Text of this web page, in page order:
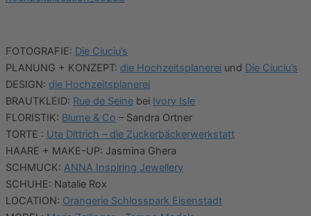
FOTOGRAFIE: Die Ciuciu’s
PLANUNG + KONZEPT: die Hochzeitsplanerei und Die Ciuciu’s
DESIGN: die Hochzeitsplanerei
BRAUTKLEID: Rue de Seine bei Ivory Isle
FLORISTIK: Blume & Co – Sandra Ortner
TORTE : Ute Dittrich – die Zuckerbäckerwerkstatt
HAARE + MAKE-UP: Jasmina Ghera
SCHMUCK: ANNA Inspiring Jewellery
SCHUHE: Natalie Rox
LOCATION: Orangerie Schlosspark Eisenstadt